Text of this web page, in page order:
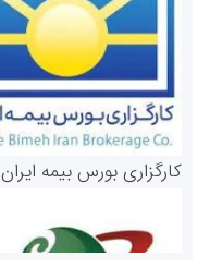
کارگزاری بورس بیمه ایران